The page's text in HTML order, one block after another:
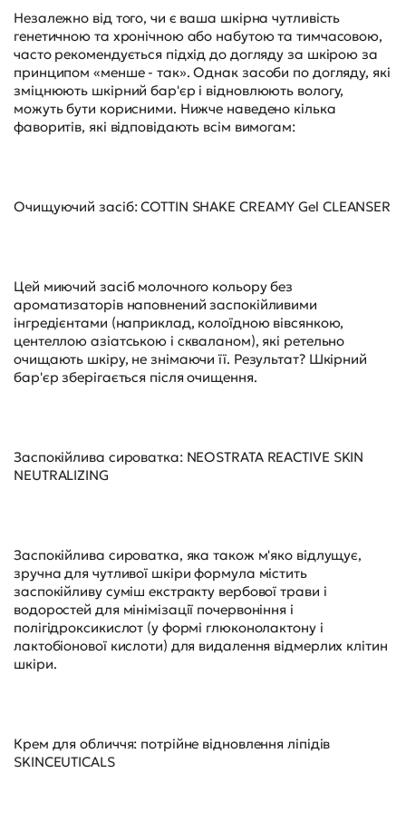
Незалежно від того, чи є ваша шкірна чутливість
генетичною та хронічною або набутою та тимчасовою,
часто рекомендується підхід до догляду за шкірою за
принципом «менше - так». Однак засоби по догляду, які
зміцнюють шкірний бар'єр і відновлюють вологу,
можуть бути корисними. Нижче наведено кілька
фаворитів, які відповідають всім вимогам:
Очищуючий засіб: COTTIN SHAKE CREAMY Gel CLEANSER
Цей миючий засіб молочного кольору без
ароматизаторів наповнений заспокійливими
інгредієнтами (наприклад, колоїдною вівсянкою,
центеллою азіатською і скваланом), які ретельно
очищають шкіру, не знімаючи її. Результат? Шкірний
бар'єр зберігається після очищення.
Заспокійлива сироватка: NEOSTRATA REACTIVE SKIN
NEUTRALIZING
Заспокійлива сироватка, яка також м'яко відлущує,
зручна для чутливої шкіри формула містить
заспокійливу суміш екстракту вербової трави і
водоростей для мінімізації почервоніння і
полігідроксикислот (у формі глюконолактону і
лактобіонової кислоти) для видалення відмерлих клітин
шкіри.
Крем для обличчя: потрійне відновлення ліпідів
SKINCEUTICALS